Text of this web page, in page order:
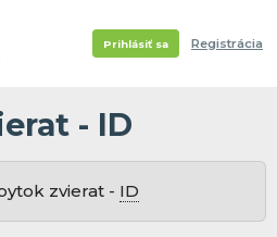
Prihlásiť sa Registrácia
- ID
zvierat - ID